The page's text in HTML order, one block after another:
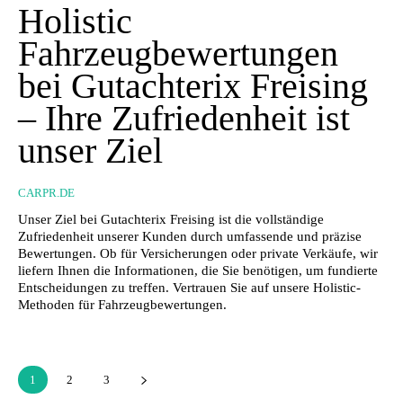
Holistic
Fahrzeugbewertungen
bei Gutachterix Freising
– Ihre Zufriedenheit ist
unser Ziel
CARPR.DE
Unser Ziel bei Gutachterix Freising ist die vollständige
Zufriedenheit unserer Kunden durch umfassende und präzise
Bewertungen. Ob für Versicherungen oder private Verkäufe, wir
liefern Ihnen die Informationen, die Sie benötigen, um fundierte
Entscheidungen zu treffen. Vertrauen Sie auf unsere Holistic-
Methoden für Fahrzeugbewertungen.
1 2 3